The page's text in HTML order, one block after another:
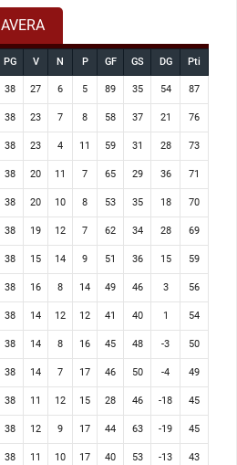
PG V N P GF GS DG Pti
38 27 6 5 89 35 54 87
38 23 7 8 58 37 21 76
38 23 4 11 59 31 28 73
38 20 11 7 65 29 36 71
38 20 10 8 53 35 18 70
38 19 12 7 62 34 28 69
38 15 14 9 51 36 15 59
38 16 8 14 49 46 3 56
38 14 12 12 41 40 1 54
38 14 8 16 45 48 -3 50
38 14 7 17 46 50 -4 49
38 11 12 15 28 46 -18 45
38 12 9 17 44 63 -19 45
38 11 10 17 40 53 -13 43